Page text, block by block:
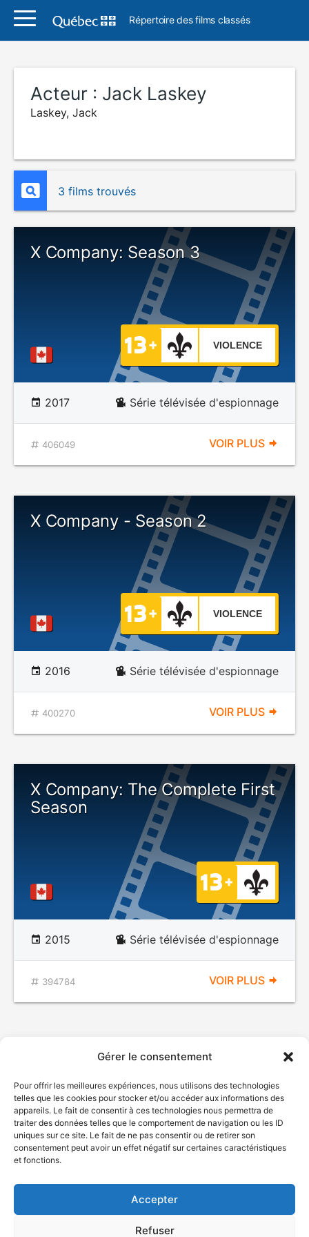
Gérer le consentement
Pour offrir les meilleures expériences, nous utilisons des technologies
telles que les cookies pour stocker et/ou accéder aux informations des
appareils. Le fait de consentir à ces technologies nous permettra de
traiter des données telles que le comportement de navigation ou les ID
uniques sur ce site. Le fait de ne pas consentir ou de retirer son
consentement peut avoir un effet négatif sur certaines caractéristiques
et fonctions.
Accepter
Refuser
Répertoire des films classés
Acteur : Jack Laskey
Laskey, Jack
3 films trouvés
X Company: Season 3
VIOLENCE
2017 Série télévisée d'espionnage
406049 VOIR PLUS
X Company - Season 2
VIOLENCE
2016 Série télévisée d'espionnage
400270 VOIR PLUS
X Company: The Complete First
Season
2015 Série télévisée d'espionnage
394784 VOIR PLUS
© Gouvernement du Québec, 2026
Plan du site
Accessibilité
Accès à l'information
Déclaration de services